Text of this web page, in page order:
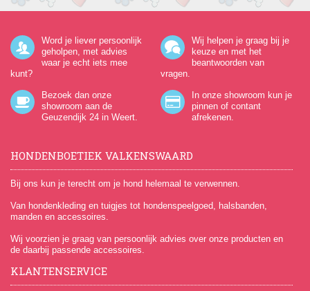
Word je liever persoonlijk
geholpen, met advies
waar je echt iets mee
kunt?
Wij helpen je graag bij je
keuze en met het
beantwoorden van
vragen.
Bezoek dan onze
showroom aan de
Geuzendijk 24 in Weert.
In onze showroom kun je
pinnen of contant
afrekenen.
HONDENBOETIEK VALKENSWAARD
Bij ons kun je terecht om je hond helemaal te verwennen.
Van hondenkleding en tuigjes tot hondenspeelgoed, halsbanden,
manden en accessoires.
Wij voorzien je graag van persoonlijk advies over onze producten en
de daarbij passende accessoires.
KLANTENSERVICE